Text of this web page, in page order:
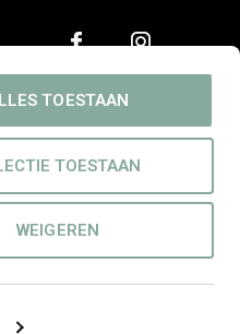
TOESTAAN
TOESTAAN
WEIGEREN